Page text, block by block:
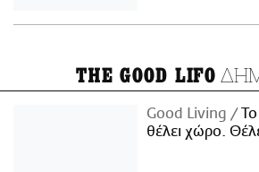
THE GOOD LIFO
Good Living
Το
θέλει χώρο.